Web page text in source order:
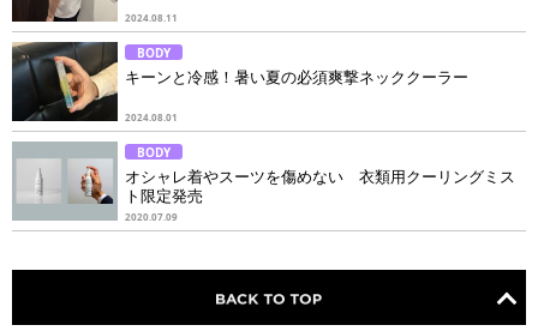
トレーニング
好印象な男
頭皮ケア
ダイエット
理容室
2024.08.11
BODY
キーンと冷感！暑い夏の必須爽撃ネッククーラー
2024.08.01
BODY
オシャレ着やスーツを傷めない 衣類用クーリングミス
ト限定発売
2020.07.09